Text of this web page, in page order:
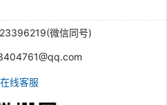
微信同号)
在线客服